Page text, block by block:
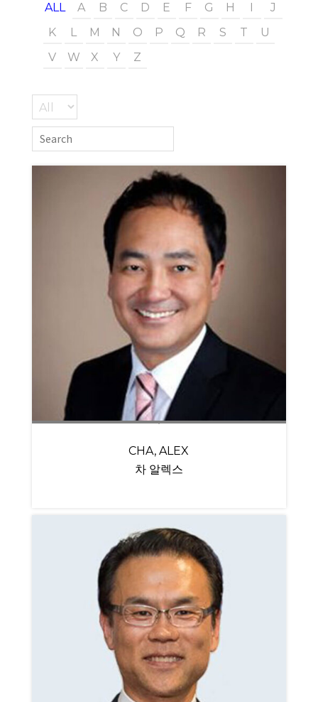
ALL A B C D E F G H
J
K
L M N O P Q R S T
U
V
W X Y Z
CHA, ALEX
차 알렉스